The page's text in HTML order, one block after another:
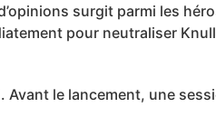
surgit parmi les
pour neutraliser
Avant le lancement, une